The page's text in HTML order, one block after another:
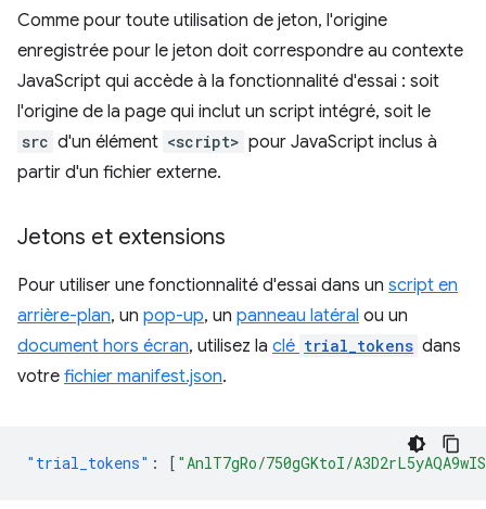
Comme pour toute utilisation de jeton, l'origine
enregistrée pour le jeton doit correspondre au contexte
JavaScript qui accède à la fonctionnalité d'essai : soit
l'origine de la page qui inclut un script intégré, soit le
src d'un élément <script> pour JavaScript inclus à
partir d'un fichier externe.
Jetons et extensions
Pour utiliser une fonctionnalité d'essai dans un script en
arrière-plan, un pop-up, un panneau latéral ou un
document hors écran, utilisez la clé trial_tokens dans
votre fichier manifest.json.
"trial_tokens" : [ "AnlT7gRo/750gGKtoI/